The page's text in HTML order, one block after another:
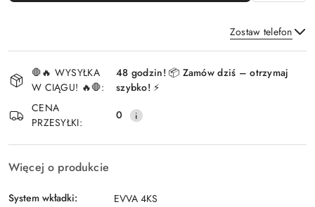
Zostaw telefon
Wyślij
Dostępność
i
dostawa
🛑🔥 WYSYŁKA
W CIĄGU! 🔥🛑:
48 godzin! 📦 Zamów dziś – otrzymaj
szybko! ⚡
CENA
PRZESYŁKI:
0
Więcej o produkcie
System wkładki:
EVVA 4KS